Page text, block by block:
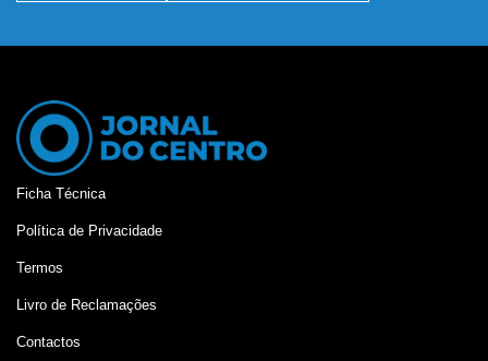
Ficha Técnica
Política de Privacidade
Termos
Livro de Reclamações
Contactos